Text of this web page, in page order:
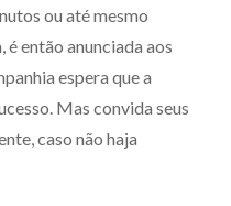
ou até mesmo
é então anunciada aos
espera que a
Mas convida seus
caso não haja